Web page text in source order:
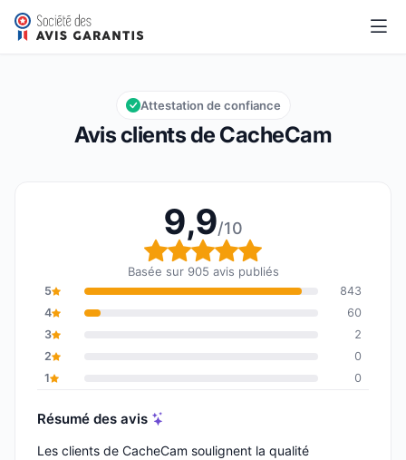
CacheCam
Note globale : 9,9 sur 10
9,9/10
Avis clients de CacheCam
Attestation de confiance
9,9/10
Note globale : 9,9 sur
Basée sur 905 avis publiés
5
843
4
60
3
2
2
0
1
0
Résumé des avis
Les clients de CacheCam soulignent la qualité